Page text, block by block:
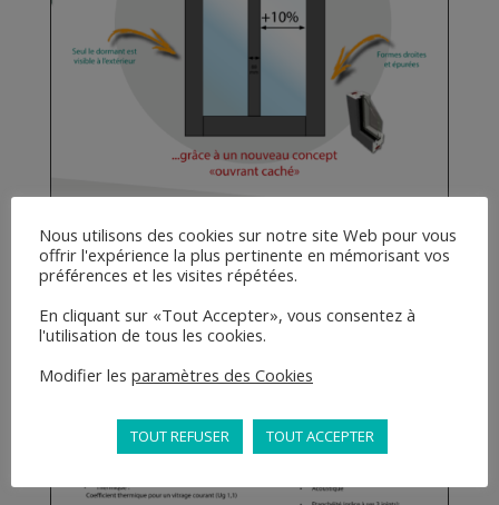
Nous utilisons des cookies sur notre site Web pour vous
offrir l'expérience la plus pertinente en mémorisant vos
préférences et les visites répétées.
En cliquant sur «Tout Accepter», vous consentez à
l'utilisation de tous les cookies.
Modifier les paramètres des Cookies
TOUT REFUSER TOUT ACCEPTER